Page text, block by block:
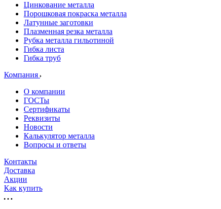
Цинкование металла
Порошковая покраска металла
Латунные заготовки
Плазменная резка металла
Рубка металла гильотиной
Гибка листа
Гибка труб
Компания
О компании
ГОСТы
Сертификаты
Реквизиты
Новости
Калькулятор металла
Вопросы и ответы
Контакты
Доставка
Акции
Как купить